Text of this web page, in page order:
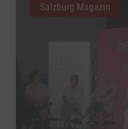
Salzburg Magazin